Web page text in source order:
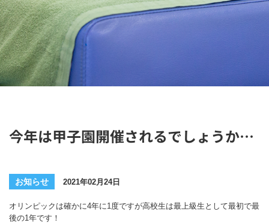
今年は甲子園開催されるでしょうか…
お知らせ 2021年02月24日
オリンピックは確かに4年に1度ですが高校生は最上級生として最初で最
後の1年です！